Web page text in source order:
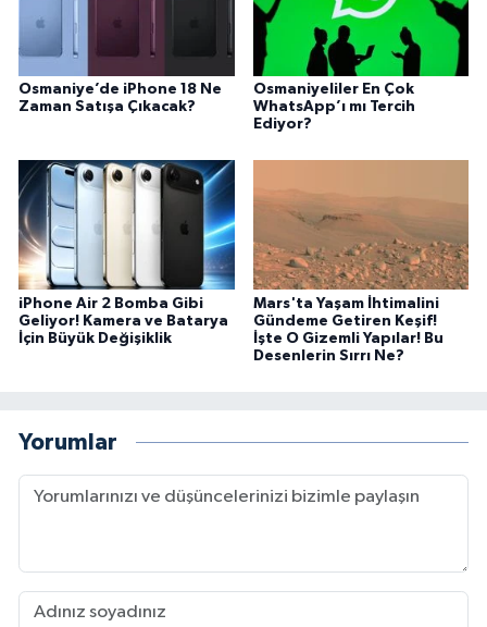
Osmaniye’de iPhone 18 Ne
Zaman Satışa Çıkacak?
Osmaniyeliler En Çok
WhatsApp’ı mı Tercih
Ediyor?
iPhone Air 2 Bomba Gibi
Geliyor! Kamera ve Batarya
İçin Büyük Değişiklik
Mars'ta Yaşam İhtimalini
Gündeme Getiren Keşif!
İşte O Gizemli Yapılar! Bu
Desenlerin Sırrı Ne?
Yorumlar